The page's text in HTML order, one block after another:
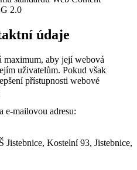
2.0
údaje
maximum, aby její webová
uživatelům. Pokud však
přístupnosti webové
e-mailovou adresu:
Jistebnice, Kostelní 93, Jistebnice,